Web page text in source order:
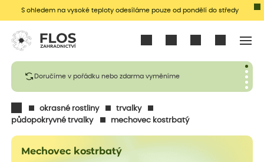
S ohledem na vysoké teploty odesíláme pouze od pondělí do středy
Doručíme v pořádku nebo zdarma vyměníme
okrasné rostliny
trvalky
půdopokryvné trvalky
mechovec kostrbatý
Mechovec kostrbatý